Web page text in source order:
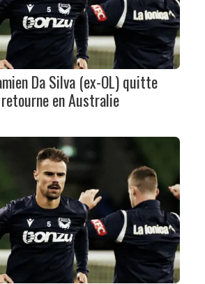
Da Silva (ex-OL) quitte
en Australie